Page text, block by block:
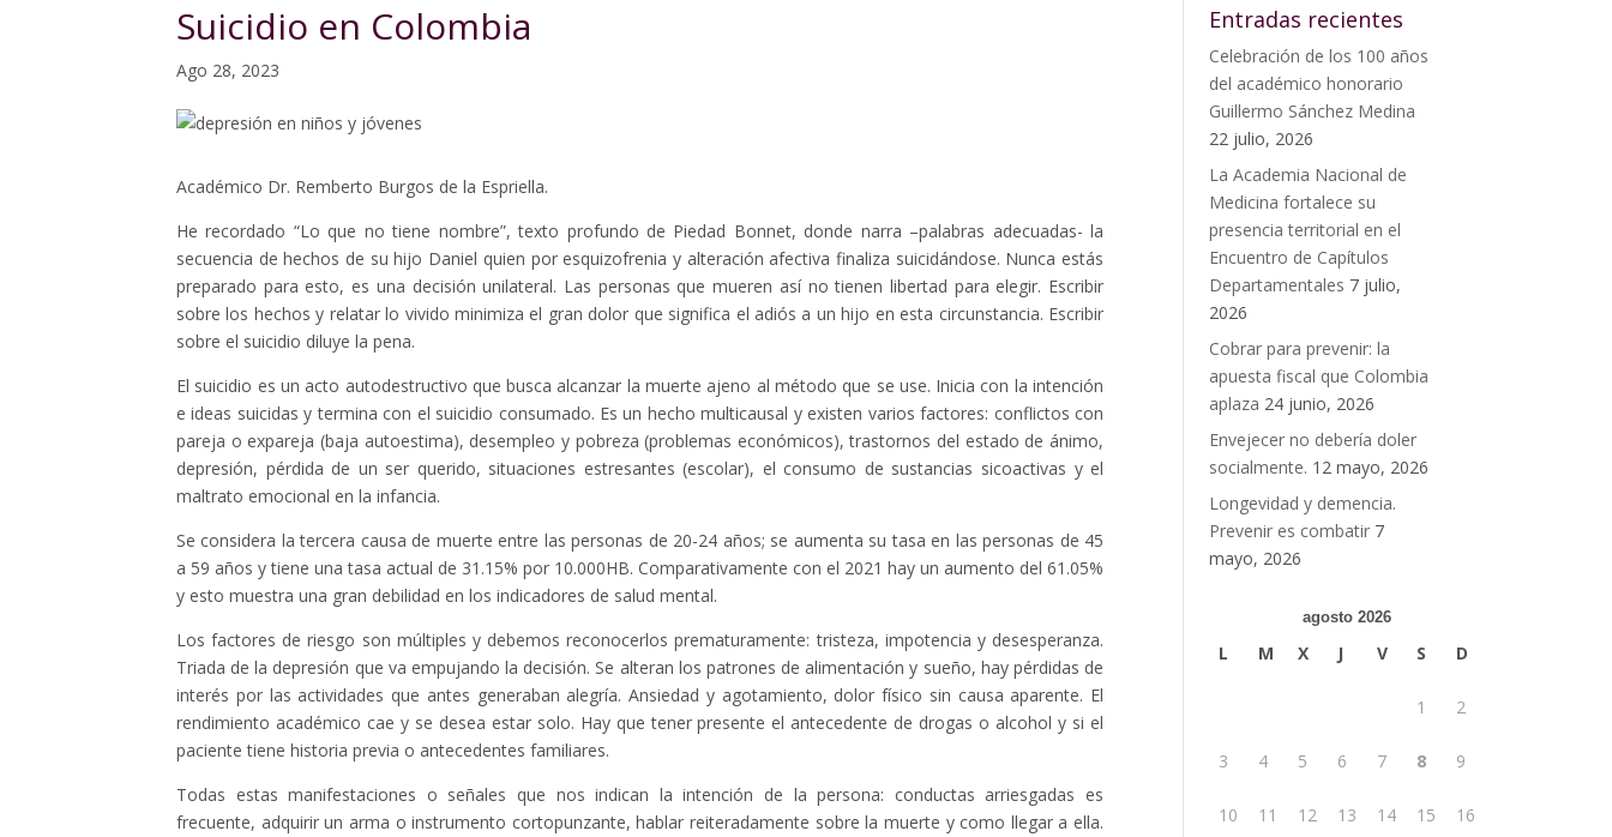
Suicidio en Colombia
Ago 28, 2023
Académico Dr. Remberto Burgos de la Espriella.
He recordado “Lo que no tiene nombre”, texto profundo de Piedad Bonnet, donde narra –palabras adecuadas- la
secuencia de hechos de su hijo Daniel quien por esquizofrenia y alteración afectiva finaliza suicidándose. Nunca estás
preparado para esto, es una decisión unilateral. Las personas que mueren así no tienen libertad para elegir. Escribir
sobre los hechos y relatar lo vivido minimiza el gran dolor que significa el adiós a un hijo en esta circunstancia. Escribir
sobre el suicidio diluye la pena.
El suicidio es un acto autodestructivo que busca alcanzar la muerte ajeno al método que se use. Inicia con la intención
e ideas suicidas y termina con el suicidio consumado. Es un hecho multicausal y existen varios factores: conflictos con
pareja o expareja (baja autoestima), desempleo y pobreza (problemas económicos), trastornos del estado de ánimo,
depresión, pérdida de un ser querido, situaciones estresantes (escolar), el consumo de sustancias sicoactivas y el
maltrato emocional en la infancia.
Se considera la tercera causa de muerte entre las personas de 20-24 años; se aumenta su tasa en las personas de 45
a 59 años y tiene una tasa actual de 31.15% por 10.000HB. Comparativamente con el 2021 hay un aumento del 61.05%
y esto muestra una gran debilidad en los indicadores de salud mental.
Los factores de riesgo son múltiples y debemos reconocerlos prematuramente: tristeza, impotencia y desesperanza.
Triada de la depresión que va empujando la decisión. Se alteran los patrones de alimentación y sueño, hay pérdidas de
interés por las actividades que antes generaban alegría. Ansiedad y agotamiento, dolor físico sin causa aparente. El
rendimiento académico cae y se desea estar solo. Hay que tener presente el antecedente de drogas o alcohol y si el
paciente tiene historia previa o antecedentes familiares.
Todas estas manifestaciones o señales que nos indican la intención de la persona: conductas arriesgadas es
frecuente, adquirir un arma o instrumento cortopunzante, hablar reiteradamente sobre la muerte y como llegar a ella.
Entradas recientes
Celebración de los 100 años
del académico honorario
Guillermo Sánchez Medina
22 julio, 2026
La Academia Nacional de
Medicina fortalece su
presencia territorial en el
Encuentro de Capítulos
Departamentales 7 julio,
2026
Cobrar para prevenir: la
apuesta fiscal que Colombia
aplaza 24 junio, 2026
Envejecer no debería doler
socialmente. 12 mayo, 2026
Longevidad y demencia.
Prevenir es combatir 7
mayo, 2026
agosto 2026
L M X J V S D
1 2
3 4 5 6 7 8 9
10 11 12 13 14 15 16